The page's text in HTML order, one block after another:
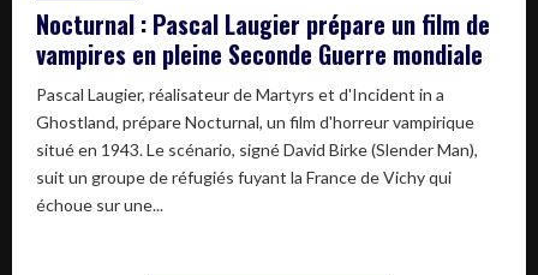
Nocturnal : Pascal Laugier prépare un film de
vampires en pleine Seconde Guerre mondiale
Pascal Laugier, réalisateur de Martyrs et d'Incident in a
Ghostland, prépare Nocturnal, un film d'horreur vampirique
situé en 1943. Le scénario, signé David Birke (Slender Man),
suit un groupe de réfugiés fuyant la France de Vichy qui
échoue sur une...